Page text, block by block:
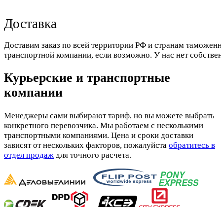
Доставка
Доставим заказ по всей территории РФ и странам
транспортной компании, если возможно. У нас нет
Курьерские и транспортные
компании
Менеджеры сами выбирают тариф, но вы можете выбрать
конкретного перевозчика. Мы работаем с несколькими
транспортными компаниями. Цена и сроки доставки
зависят от нескольких факторов, пожалуйста обратитесь в
отдел продаж для точного расчета.